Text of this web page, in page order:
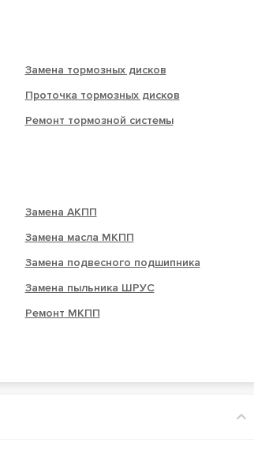
Замена тормозных дисков
Проточка тормозных дисков
Ремонт тормозной системы
Замена АКПП
Замена масла МКПП
Замена подвесного подшипника
Замена пыльника ШРУС
Ремонт МКПП